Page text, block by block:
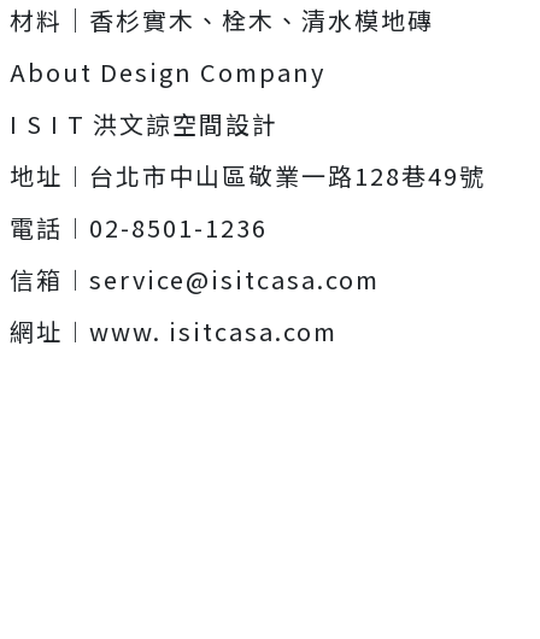
材料｜香杉實木、栓木、清水模地磚
About Design Company
I S I T 洪文諒空間設計
地址︱台北市中山區敬業一路128巷49號
電話︱02-8501-1236
信箱︱ service@isitcasa.com
網址︱www. isitcasa.com